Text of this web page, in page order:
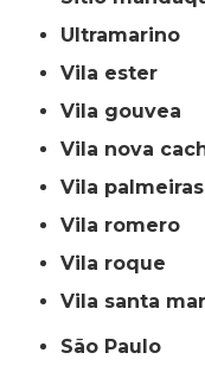
ultramarino
vila ester
vila gouvea
vila nova
vila palmeiras
vila romero
vila roque
vila santa
São Paulo